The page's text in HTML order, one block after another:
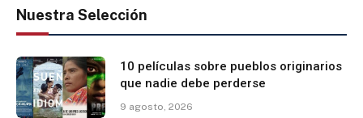
Nuestra Selección
10 películas sobre pueblos originarios
que nadie debe perderse
9 agosto, 2026